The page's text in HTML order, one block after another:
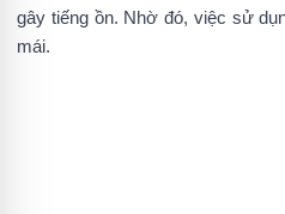
gây tiếng ồn. Nhờ đó, việc sử
mái.